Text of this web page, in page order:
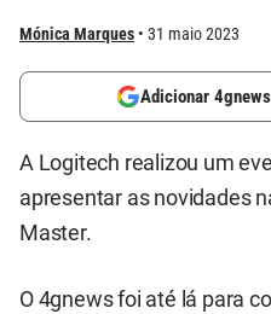
Mónica Marques 31 maio 2023
Adicionar
A Logitech realizou um
apresentar as novidades
Master.
O 4gnews foi até lá para